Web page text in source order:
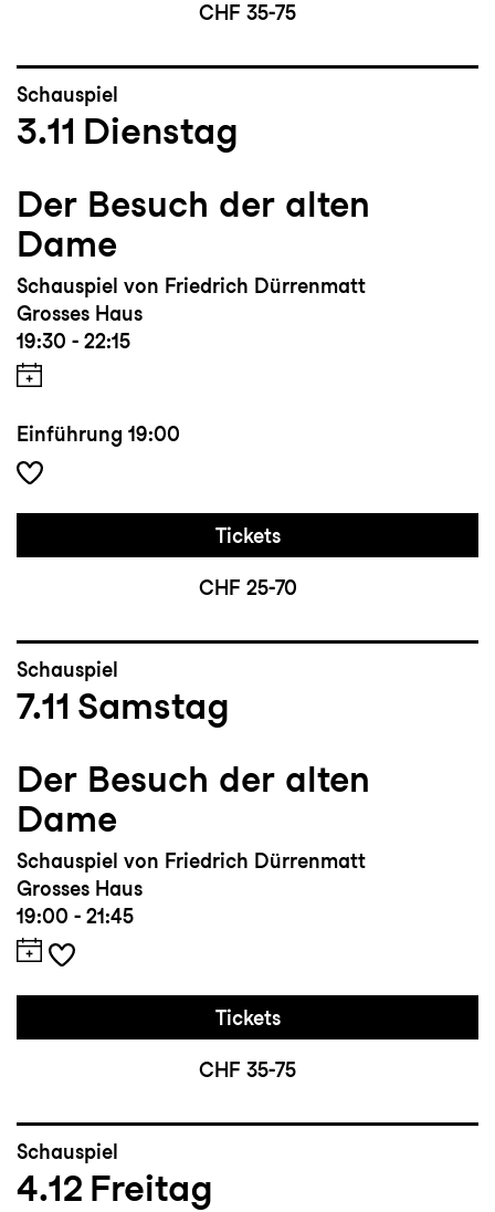
CHF 35-75
Schauspiel
3.11 Dienstag
Der Besuch der alten
Dame
Schauspiel von Friedrich Dürrenmatt
Grosses Haus
19:30 - 22:15
Einführung 19:00
Tickets
CHF 25-70
Schauspiel
7.11 Samstag
Der Besuch der alten
Dame
Schauspiel von Friedrich Dürrenmatt
Grosses Haus
19:00 - 21:45
Tickets
CHF 35-75
Schauspiel
4.12 Freitag